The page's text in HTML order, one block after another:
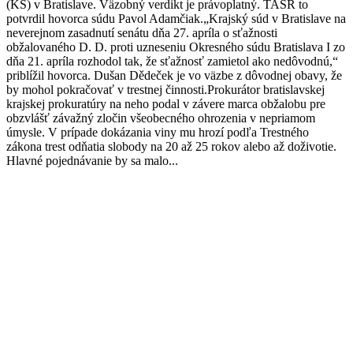
(KS) v Bratislave. Väzobný verdikt je právoplatný. TASR to
potvrdil hovorca súdu Pavol Adamčiak.„Krajský súd v Bratislave na
neverejnom zasadnutí senátu dňa 27. apríla o sťažnosti
obžalovaného D. D. proti uzneseniu Okresného súdu Bratislava I zo
dňa 21. apríla rozhodol tak, že sťažnosť zamietol ako nedôvodnú,“
priblížil hovorca. Dušan Dědeček je vo väzbe z dôvodnej obavy, že
by mohol pokračovať v trestnej činnosti.Prokurátor bratislavskej
krajskej prokuratúry na neho podal v závere marca obžalobu pre
obzvlášť závažný zločin všeobecného ohrozenia v nepriamom
úmysle. V prípade dokázania viny mu hrozí podľa Trestného
zákona trest odňatia slobody na 20 až 25 rokov alebo až doživotie.
Hlavné pojednávanie by sa malo...